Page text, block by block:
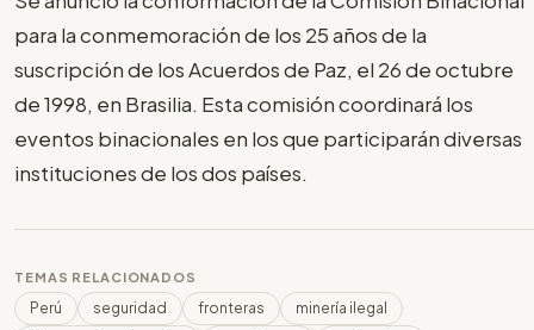
para la conmemoración de los 25 años de la
suscripción de los Acuerdos de Paz, el 26 de octubre
de 1998, en Brasilia. Esta comisión coordinará los
eventos binacionales en los que participarán diversas
instituciones de los dos países.
TEMAS RELACIONADOS
Perú seguridad fronteras
minería ilegal